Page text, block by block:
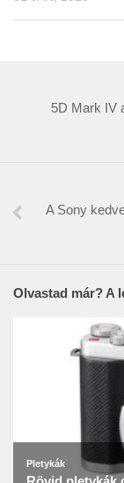
5D Mark IV
A Sony
Olvastad már? A